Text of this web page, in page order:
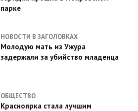
парке
НОВОСТИ В ЗАГОЛОВКАХ
Молодую мать из Ужура
задержали за убийство младенца
ОБЩЕСТВО
Красноярка стала лучшим